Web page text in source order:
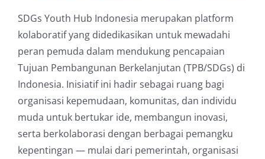
SDGs Youth Hub Indonesia merupakan platform
kolaboratif yang didedikasikan untuk mewadahi
peran pemuda dalam mendukung pencapaian
Tujuan Pembangunan Berkelanjutan (TPB/SDGs) di
Indonesia. Inisiatif ini hadir sebagai ruang bagi
organisasi kepemudaan, komunitas, dan individu
muda untuk bertukar ide, membangun inovasi,
serta berkolaborasi dengan berbagai pemangku
kepentingan — mulai dari pemerintah, organisasi